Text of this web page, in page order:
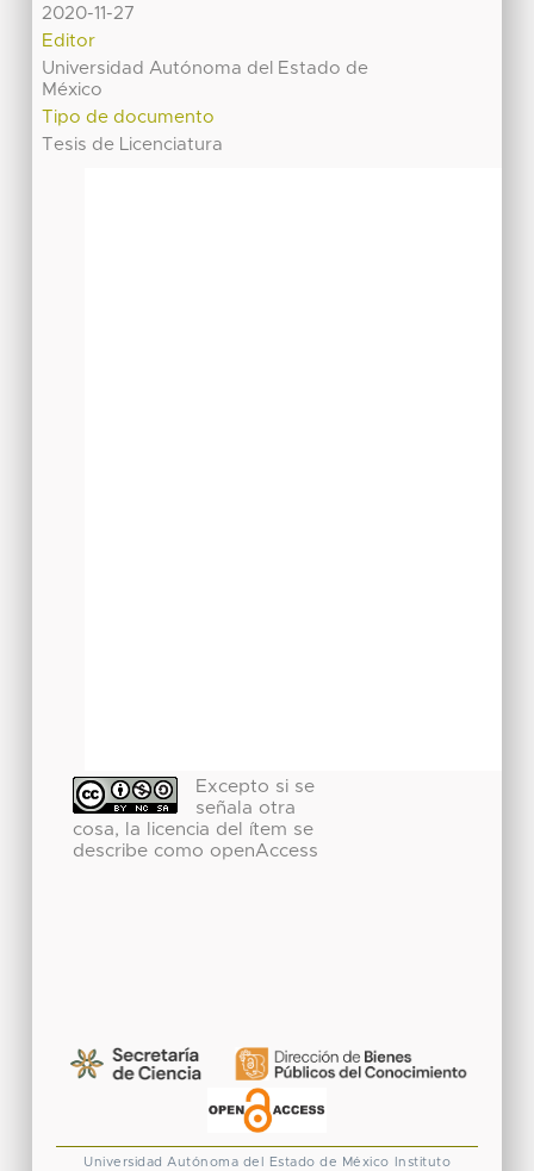
2020-11-27
Editor
Universidad Autónoma del Estado de
México
Tipo de documento
Tesis de Licenciatura
Excepto si se
señala otra
cosa, la licencia del ítem se
describe como openAccess
Universidad Autónoma del Estado de México Instituto